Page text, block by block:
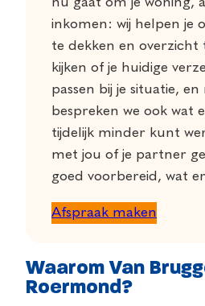
inkomen: wij helpen je
te dekken en overzicht
kijken of je huidige
passen bij je situatie,
bespreken we ook wat
tijdelijk minder kunt
met jou of je partner
goed voorbereid, wat
Afspraak maken
Waarom Van
Roermond?